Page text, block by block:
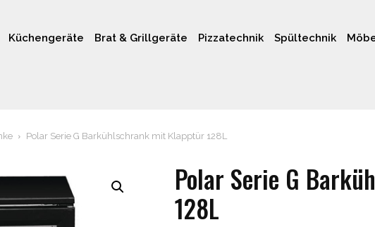
Küchengeräte Brat & Grillgeräte Pizzatechnik Spültechnik
Polar Serie G Barkühlschrank mit Klapptür 128L
Polar Serie G
128L